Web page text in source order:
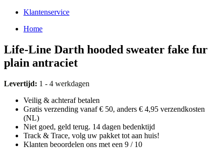
Klantenservice
Home
Life-Line Darth hooded sweater fake fur
plain antraciet
Levertijd: 1 - 4 werkdagen
Veilig & achteraf betalen
Gratis verzending vanaf € 50, anders € 4,95 verzendkosten
(NL)
Niet goed, geld terug. 14 dagen bedenktijd
Track & Trace, volg uw pakket tot aan huis!
Klanten beoordelen ons met een 9 / 10